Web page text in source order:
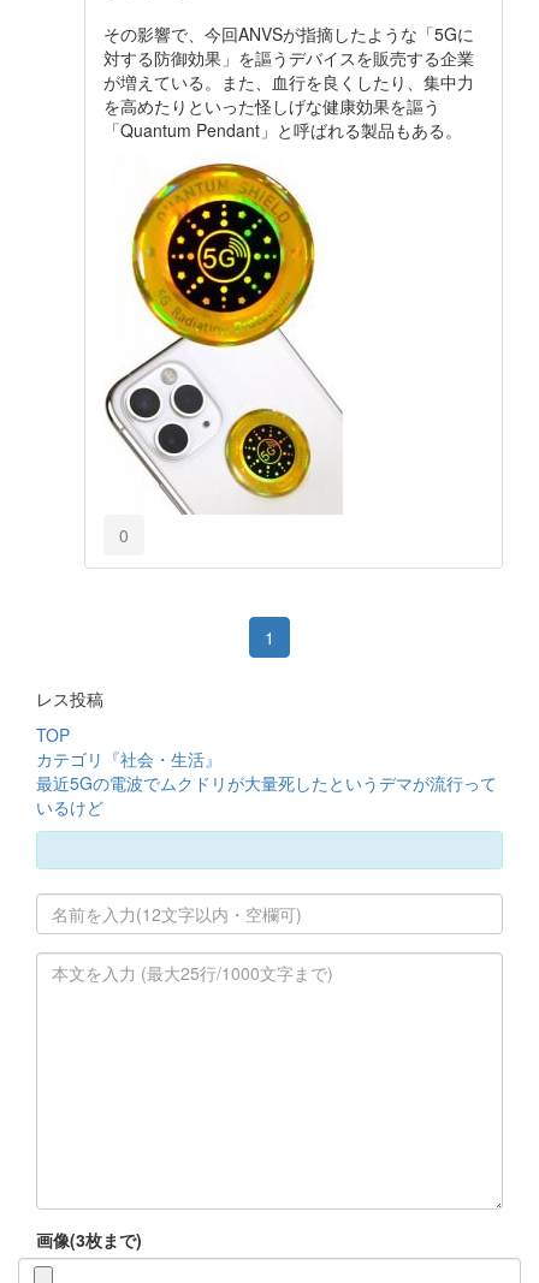
その影響で、今回ANVSが指摘したような「5Gに
対する防御効果」を謳うデバイスを販売する企業
が増えている。また、血行を良くしたり、集中力
を高めたりといった怪しげな健康効果を謳う
「Quantum Pendant」と呼ばれる製品もある。
0
1
レス投稿
TOP
カテゴリ『社会・生活』
最近5Gの電波でムクドリが大量死したというデマが流行って
いるけど
画像(3枚まで)